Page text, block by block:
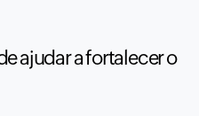
ajudar a fortalecer o